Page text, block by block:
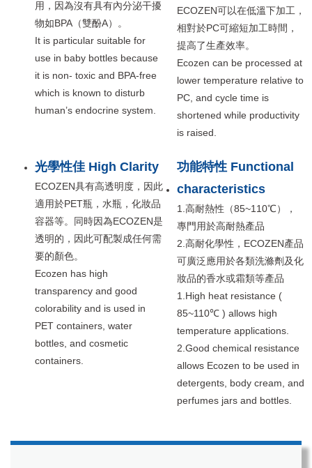
用，因為沒有具有內分泌干擾
物如BPA（雙酚A）。
It is particular suitable for
use in baby bottles because
it is non- toxic and BPA-free
which is known to disturb
human’s endocrine system.
ECOZEN可以在低溫下加工，
相對於PC可縮短加工時間，
提高了生產效率。
Ecozen can be processed at
lower temperature relative to
PC, and cycle time is
shortened while productivity
is raised.
光學性佳 High Clarity
ECOZEN具有高透明度，因此
適用於PET瓶，水瓶，化妝品
容器等。同時因為ECOZEN是
透明的，因此可配製成任何需
要的顏色。
Ecozen has high
transparency and good
colorability and is used in
PET containers, water
bottles, and cosmetic
containers.
功能特性 Functional
characteristics
1.高耐熱性（85~110℃），
專門用於高耐熱產品
2.高耐化學性，ECOZEN產品
可廣泛應用於各類洗滌劑及化
妝品的香水或霜類等產品
1.High heat resistance (
85~110℃ ) allows high
temperature applications.
2.Good chemical resistance
allows Ecozen to be used in
detergents, body cream, and
perfumes jars and bottles.